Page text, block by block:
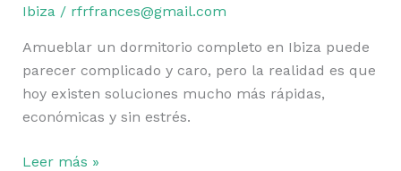
Ibiza/ rfrfrances@gmail.com
Amueblar un dormitorio completo en Ibiza puede
parecer complicado y caro, pero la realidad es que
hoy existen soluciones mucho más rápidas,
económicas y sin estrés.
Leer más »